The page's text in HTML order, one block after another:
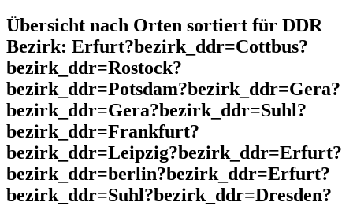
Übersicht nach Orten sortiert für DDR
Bezirk: Erfurt?bezirk_ddr=Cottbus?
bezirk_ddr=Rostock?
bezirk_ddr=Potsdam?bezirk_ddr=Gera?
bezirk_ddr=Gera?bezirk_ddr=Suhl?
bezirk_ddr=Frankfurt?
bezirk_ddr=Leipzig?bezirk_ddr=Erfurt?
bezirk_ddr=berlin?bezirk_ddr=Erfurt?
bezirk_ddr=Suhl?bezirk_ddr=Dresden?